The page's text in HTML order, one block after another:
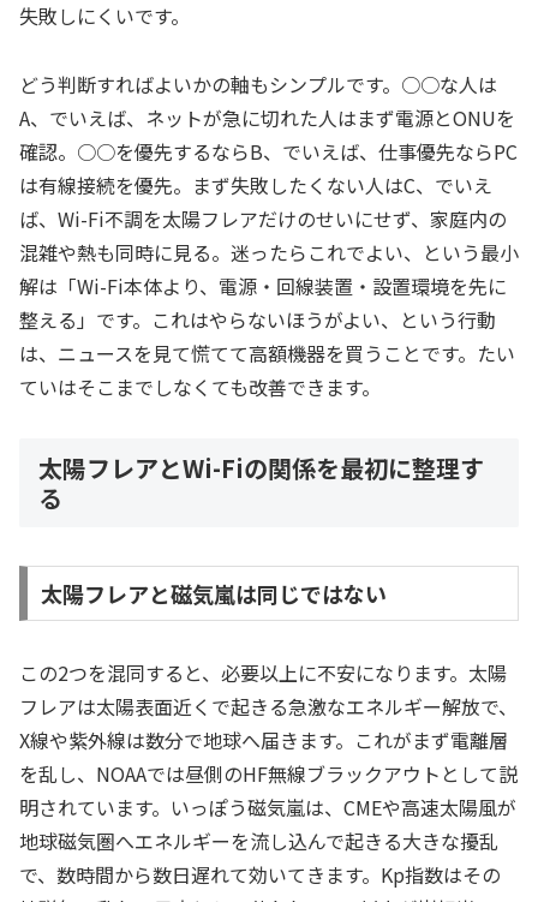
失敗しにくいです。
どう判断すればよいかの軸もシンプルです。○○な人は
A、でいえば、ネットが急に切れた人はまず電源とONUを
確認。○○を優先するならB、でいえば、仕事優先ならPC
は有線接続を優先。まず失敗したくない人はC、でいえ
ば、Wi-Fi不調を太陽フレアだけのせいにせず、家庭内の
混雑や熱も同時に見る。迷ったらこれでよい、という最小
解は「Wi-Fi本体より、電源・回線装置・設置環境を先に
整える」です。これはやらないほうがよい、という行動
は、ニュースを見て慌てて高額機器を買うことです。たい
ていはそこまでしなくても改善できます。
太陽フレアとWi-Fiの関係を最初に整理す
る
太陽フレアと磁気嵐は同じではない
この2つを混同すると、必要以上に不安になります。太陽
フレアは太陽表面近くで起きる急激なエネルギー解放で、
X線や紫外線は数分で地球へ届きます。これがまず電離層
を乱し、NOAAでは昼側のHF無線ブラックアウトとして説
明されています。いっぽう磁気嵐は、CMEや高速太陽風が
地球磁気圏へエネルギーを流し込んで起きる大きな擾乱
で、数時間から数日遅れて効いてきます。Kp指数はその